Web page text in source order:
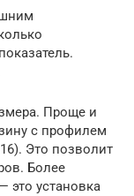
Проще и
с профилем
Это позволит
Более
это установка